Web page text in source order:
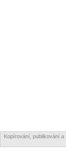
Kopírování, publikování